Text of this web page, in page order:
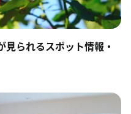
見られるスポット情報・